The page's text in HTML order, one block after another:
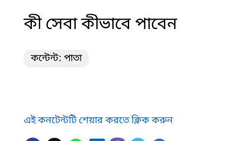
কী সেবা কীভাবে পাবেন
কন্টেন্ট: পাতা
এই কনটেন্টটি শেয়ার করতে ক্লিক করুন